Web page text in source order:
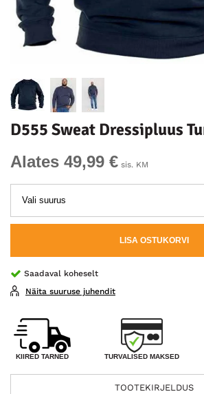
D555 Sweat Dressipluus
Alates 49,99 € sis. KM
LISA OSTUKORVI
Saadaval koheselt
Näita suuruse juhendit
KIIRED TARNED TURVALISED MAKSED
TOOTEKIRJELDUS